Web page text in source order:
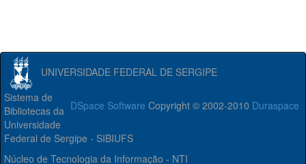
UNIVERSIDADE FEDERAL DE SERGIPE
DSpace Software Copyright © 2002-2010 Duraspace
Sistema de
Bibliotecas da
Universidade
Federal de Sergipe - SIBIUFS
Núcleo de Tecnologia da Informação - NTI